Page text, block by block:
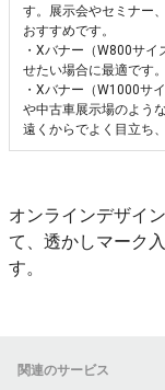
す。展示会やセミナー
おすすめです。
・Xバナー（W800サ
せたい場合に最適です
・Xバナー（W1000サ
や中古車展示場のよう
遠くからでよく目立ち
オンラインデザイ
て、透かしマーク
す。
関連のサービス